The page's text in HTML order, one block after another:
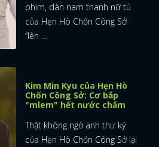
phim, dàn nam thanh nữ tú
của Hẹn Hò Chốn Công Sở
“lên ...
Kim Min Kyu của Hẹn Hò
Chốn Công Sở: Cơ bắp
"mlem" hết nước chấm
Thật không ngờ anh thư ký
của Hẹn Hò Chốn Công Sở lại